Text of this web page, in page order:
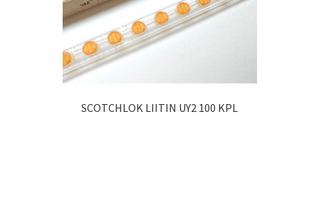
SCOTCHLOK LIITIN UY2 100 KPL